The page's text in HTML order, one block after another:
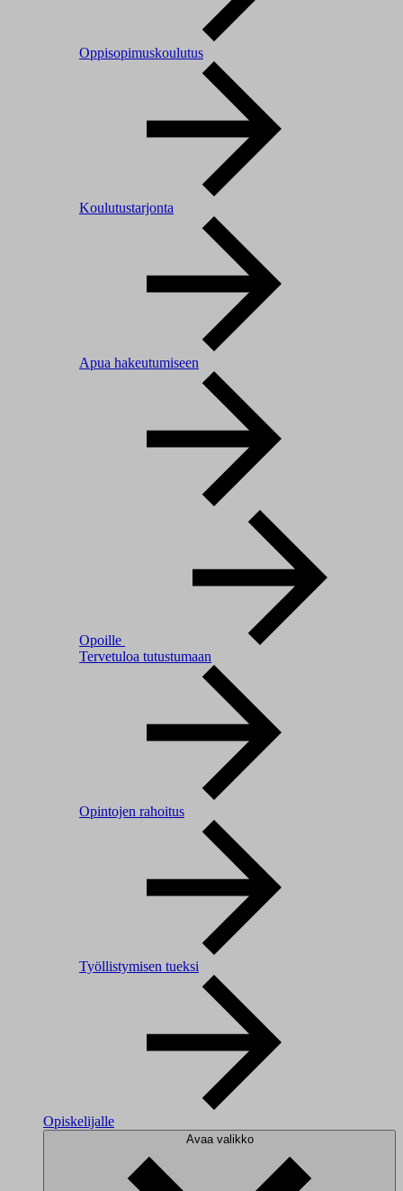
Oppisopimuskoulutus
Koulutustarjonta
Apua hakeutumiseen
Opoille
Tervetuloa tutustumaan
Opintojen rahoitus
Työllistymisen tueksi
Opiskelijalle
Avaa valikko